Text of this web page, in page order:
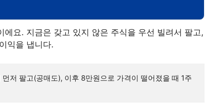
에요. 지금은 갖고 있지 않은 주식을 우선 빌려서 팔고,
익을 냅니다.
저 팔고(공매도), 이후 8만원으로 가격이 떨어졌을 때 1주